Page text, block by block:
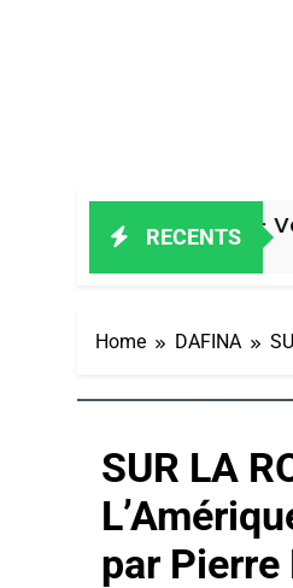
RECENTS
Ravageur – Vanessa
Home DAFINA
SUR LA
par Pierre